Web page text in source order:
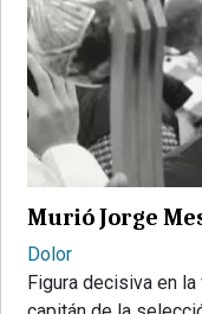
POLICIALES
PROVINCIALES
REGIONALES
ESPECTÁCULOS
Murió Jorge
Dolor
Figura decisiva en